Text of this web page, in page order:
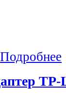
Подробнее